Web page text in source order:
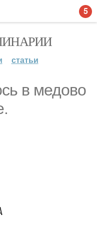
статьи
в медово
5